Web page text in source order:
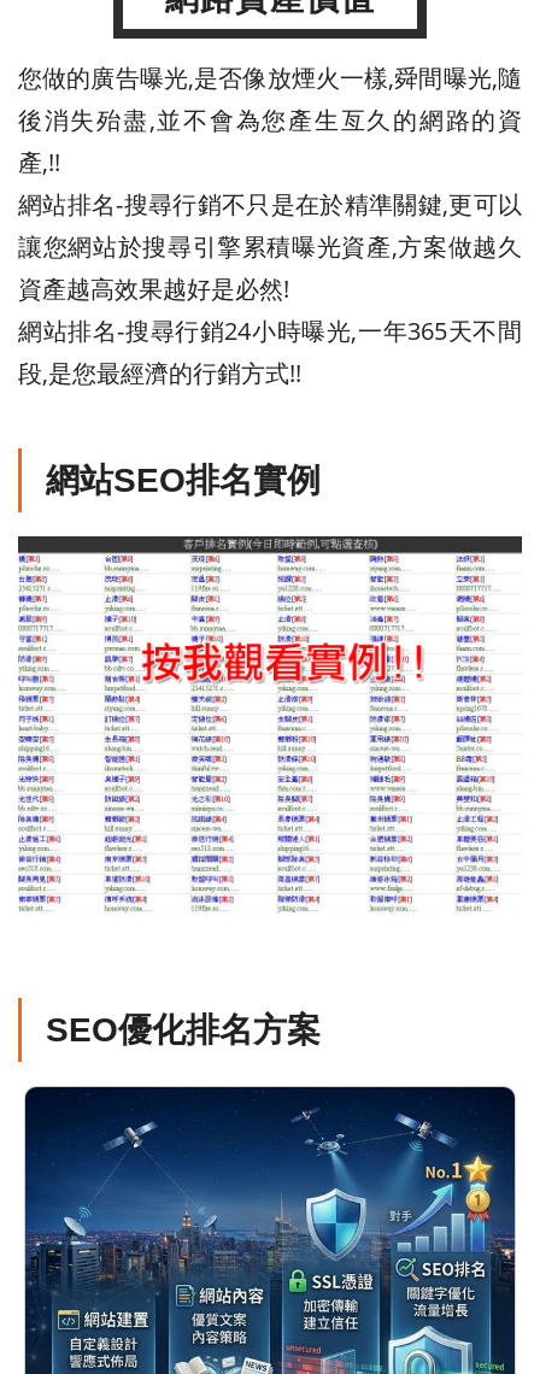
您做的廣告曝光,是否像放煙火一樣,舜間曝光,隨
後消失殆盡,並不會為您產生亙久的網路的資
產,!!
網站排名-搜尋行銷不只是在於精準關鍵,更可以
讓您網站於搜尋引擎累積曝光資產,方案做越久
資產越高效果越好是必然!
網站排名-搜尋行銷24小時曝光,一年365天不間
段,是您最經濟的行銷方式!!
網站SEO排名實例
SEO優化排名方案